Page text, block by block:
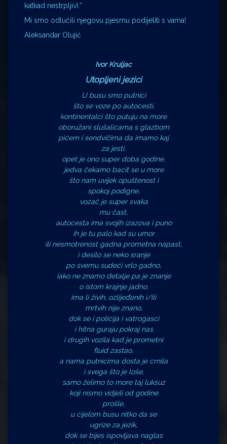
katkad nestrpljiv).“
Mi smo odlučili njegovu pjesmu podijeliti s vama!
Aleksandar Olujić
Ivor Kruljac
Utopljeni jezici
U busu smo putnici
što se voze po autocesti,
kontinentalci što putuju na more
oboružani slušalicama s glazbom
pićem i sendvičima da imamo kaj
za jesti,
opet je ono super doba godine,
jedva čekamo bacit se u more
što nam uvijek opuštenost i
spokoj podigne,
vozač je super svaka
mu čast,
autocesta ima svojih izazova i puno
ih je tu palo kad su umor
ili nesmotrenost gadna prometna napast,
i desilo se neko sranje
po svemu sudeći vrlo gadno,
iako ne znamo detalje pa je znanje
o istom krajnje jadno,
ima li živih, ozlijeđenih i/ili
mrtvih nije znano,
dok se i policija i vatrogasci
i hitna guraju pokraj nas
i drugih vozila kad je prometni
fluid zastao,
a nama putnicima dosta je crnila
i svega što je loše,
samo želimo to more taj luksuz
koji nismo vidjeli od godine
prošle,
u cijelom busu nitko da se
ugrize za jezik,
dok se bijes ispovljava naglas